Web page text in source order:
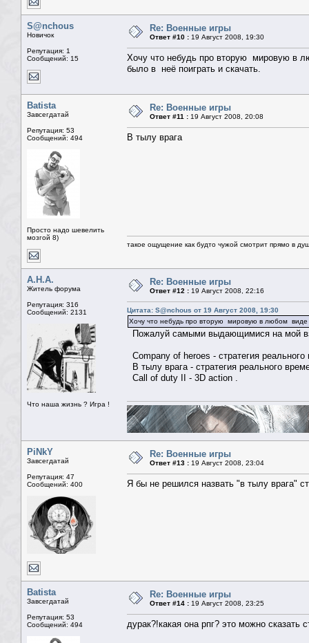
S@nchous
Новичок
Репутация: 1
Сообщений: 15
Re: Военные игры
Ответ #10 : 19 Август 2008, 19:30
Хочу что небудь про вторую мировую в
было в неё поиграть и скачать.
Batista
Завсегдатай
Репутация: 53
Сообщений: 494
Просто надо шевелить
мозгой 8)
Re: Военные игры
Ответ #11 : 19 Август 2008, 20:08
В тылу врага
такое ощущение как будто чужой смотрит прямо в
А.Н.А.
Житель форума
Репутация: 316
Сообщений: 2131
Что наша жизнь ? Игра !
Re: Военные игры
Ответ #12 : 19 Август 2008, 22:16
Цитата: S@nchous от 19 Август 2008, 19:30
Хочу что небудь про вторую мировую в любом
Пожалуй самыми выдающимися на мой
Company of heroes - стратегия
В тылу врага - стратегия реального
Call of duty II - 3D action .
PiNkY
Завсегдатай
Репутация: 47
Сообщений: 400
Re: Военные игры
Ответ #13 : 19 Август 2008, 23:04
Я бы не решился назвать "в тылу врага"
Batista
Завсегдатай
Репутация: 53
Сообщений: 494
Re: Военные игры
Ответ #14 : 19 Август 2008, 23:25
дурак?!какая она рпг? это можно сказать